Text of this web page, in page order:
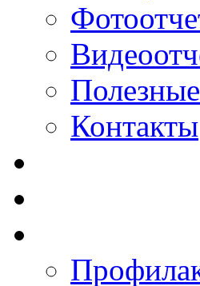
Контакты